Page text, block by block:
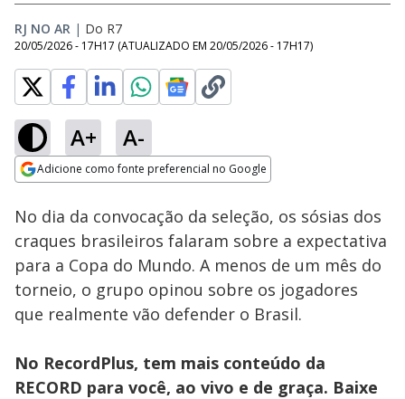
RJ NO AR | Do R7
20/05/2026 - 17H17 (ATUALIZADO EM 20/05/2026 - 17H17)
A+ A-
Adicione como fonte preferencial no Google
Ativar
Loaded
31.69%
No dia da convocação da seleção, os sósias dos
craques brasileiros falaram sobre a expectativa
para a Copa do Mundo. A menos de um mês do
torneio, o grupo opinou sobre os jogadores
que realmente vão defender o Brasil.
No RecordPlus, tem mais conteúdo da
RECORD para você, ao vivo e de graça. Baixe